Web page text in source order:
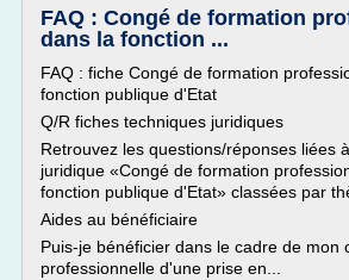
FAQ : Congé de formation
dans la fonction ...
FAQ : fiche Congé de formation
fonction publique d'Etat
Q/R fiches techniques juridiques
Retrouvez les questions/réponses liées
juridique «Congé de formation
fonction publique d'Etat» classées par
Aides au bénéficiaire
Puis-je bénéficier dans le cadre de mon
professionnelle d'une prise en...